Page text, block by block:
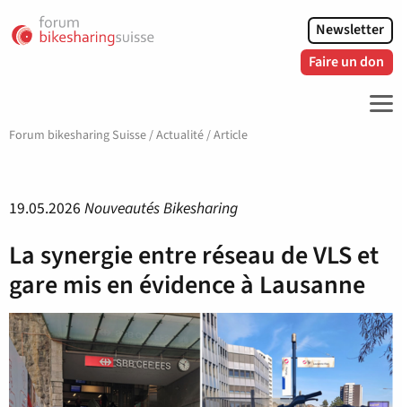
Newsletter
Faire un don
Forum bikesharing Suisse/Actualité/Article
19.05.2026 Nouveautés Bikesharing
La synergie entre réseau de VLS et
gare mis en évidence à Lausanne